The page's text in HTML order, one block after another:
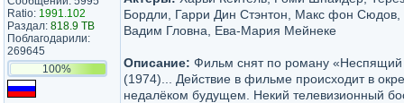
Ratio: 1991.102
Раздал: 818.9 TB
Поблагодарили:
269645
100%
Бордли, Гарри Дин Стэнтон, Макс фон Сюдов,
Вадим Гловна, Ева-Мария Мейнеке
Описание: Фильм снят по роману «Неспящий
(1974)... Действие в фильме происходит в
недалёком будущем. Некий телевизионный